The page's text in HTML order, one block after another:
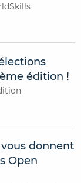
édition !
donnent
Open